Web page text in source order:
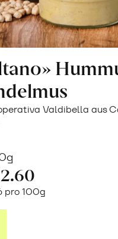
Valdibella aus
pro 100g